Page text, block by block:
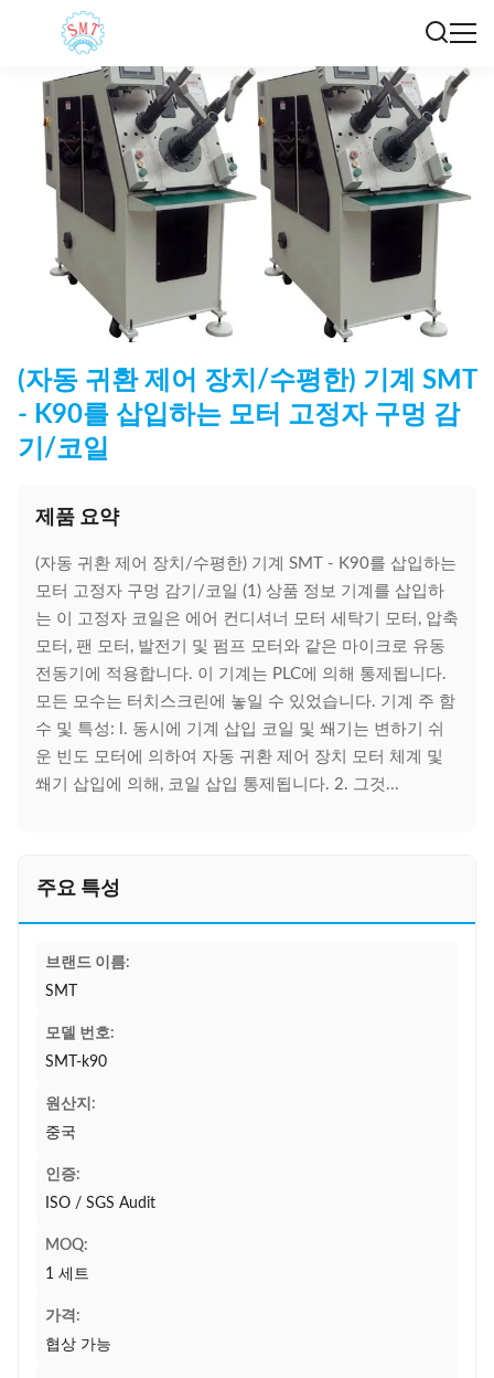
(자동 귀환 제어 장치/수평한) 기계 SMT
- K90를 삽입하는 모터 고정자 구멍 감
기/코일
제품 요약
(자동 귀환 제어 장치/수평한) 기계 SMT - K90를 삽입하는
모터 고정자 구멍 감기/코일 (1) 상품 정보 기계를 삽입하
는 이 고정자 코일은 에어 컨디셔너 모터 세탁기 모터, 압축
모터, 팬 모터, 발전기 및 펌프 모터와 같은 마이크로 유동
전동기에 적용합니다. 이 기계는 PLC에 의해 통제됩니다.
모든 모수는 터치스크린에 놓일 수 있었습니다. 기계 주 함
수 및 특성: l. 동시에 기계 삽입 코일 및 쐐기는 변하기 쉬
운 빈도 모터에 의하여 자동 귀환 제어 장치 모터 체계 및
쐐기 삽입에 의해, 코일 삽입 통제됩니다. 2. 그것...
주요 특성
브랜드 이름:
SMT
모델 번호:
SMT-k90
원산지:
중국
인증:
ISO / SGS Audit
MOQ:
1 세트
가격:
협상 가능